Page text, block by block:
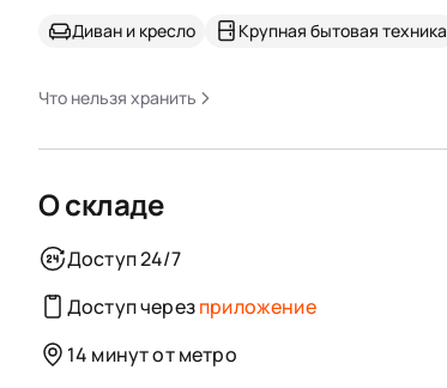
Диван и кресло
Крупная бытовая техника
Что нельзя хранить
О складе
Доступ 24/7
Доступ черезприложение
14 минут от метро